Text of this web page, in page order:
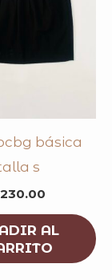
básica
s
230.00
AL